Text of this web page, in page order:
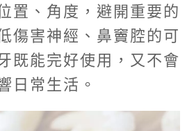
置、角度，避開重要的
傷害神經、鼻竇腔的可
既能完好使用，又不會
日常生活。